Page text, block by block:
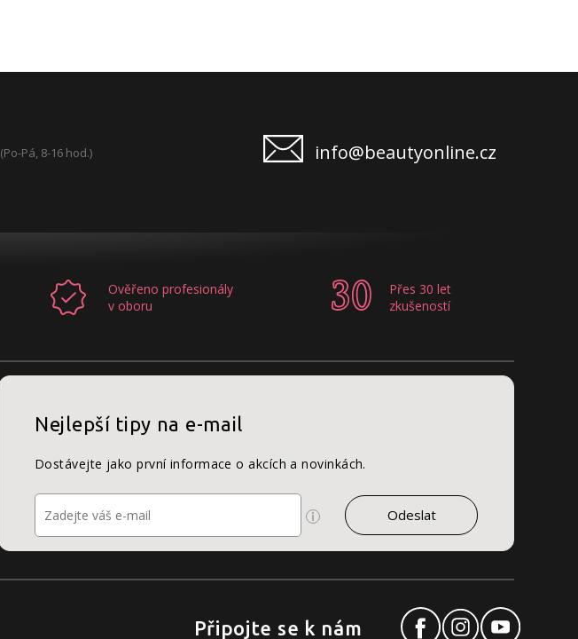
(Po-Pá, 8-16 hod.) info@beautyonline.cz
Ověřeno profesionály
v oboru
Přes 30 let
zkušeností
Nejlepší tipy na e-mail
Dostávejte jako první informace o akcích a novinkách.
Připojte se k nám